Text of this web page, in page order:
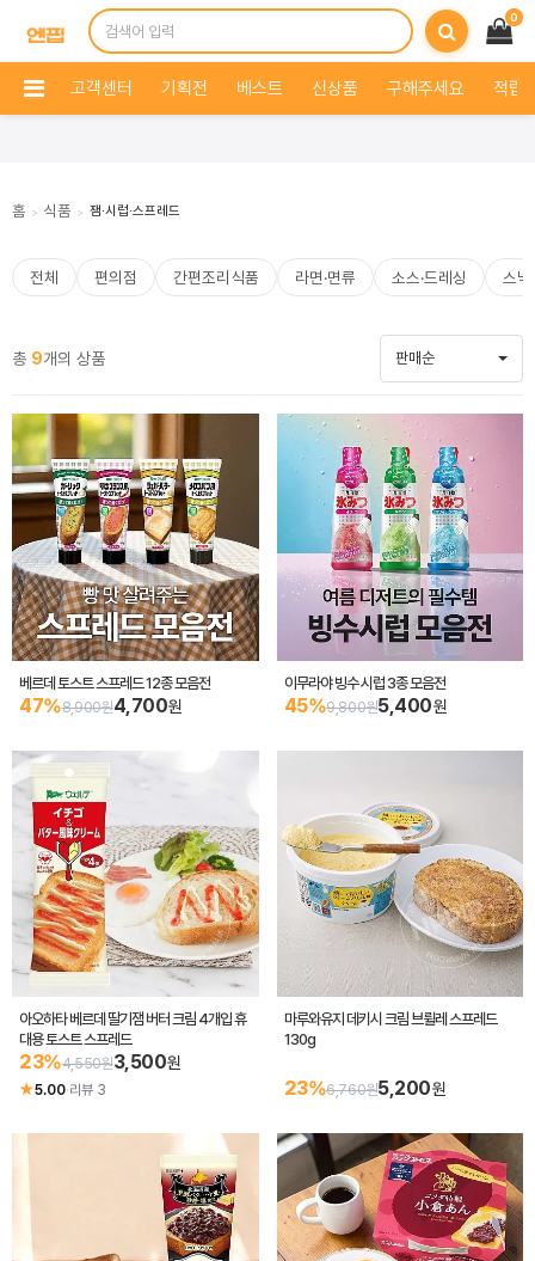
0
고객센터 기획전 베스트 신상품 구해주세요 적립
홈 > 식품 > 잼·시럽·스프레드
전체 편의점 간편조리식품 라면·면류 소스·드레싱 스낵
총 9개의 상품 판매순
베르데 토스트 스프레드 12종 모음전
47%8,900원4,700원
이무라야 빙수 시럽 3종 모음전
45%9,800원5,400원
아오하타 베르데 딸기잼 버터 크림 4개입 휴
대용 토스트 스프레드
23%4,550원3,500원
★5.00·리뷰 3
마루와유지 데키시 크림 브륄레 스프레드
130g
23%6,760원5,200원